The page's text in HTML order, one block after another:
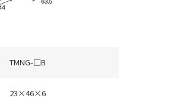
TMNG-□B
23×46×6